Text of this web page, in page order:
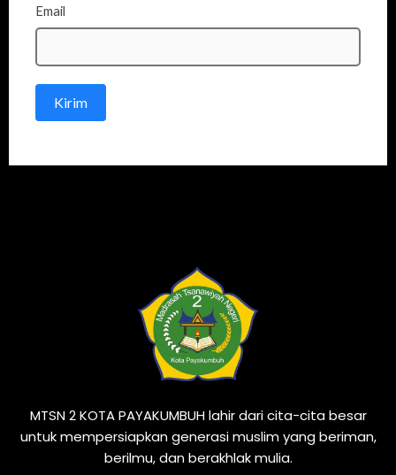
Email
Kirim
MTSN 2 KOTA PAYAKUMBUH lahir dari cita-cita besar
untuk mempersiapkan generasi muslim yang beriman,
berilmu, dan berakhlak mulia.